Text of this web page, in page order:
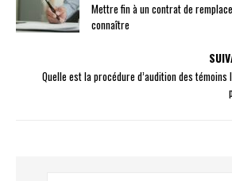
Mettre fin à un contrat de
connaître
Quelle est la procédure d’audition des témoins